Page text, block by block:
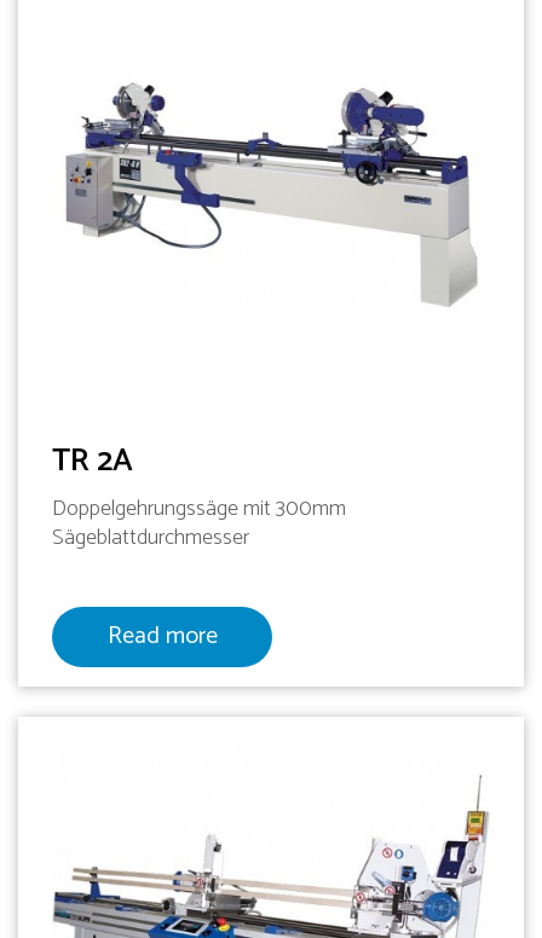
TR 2A
Doppelgehrungssäge mit 300mm
Sägeblattdurchmesser
Read more